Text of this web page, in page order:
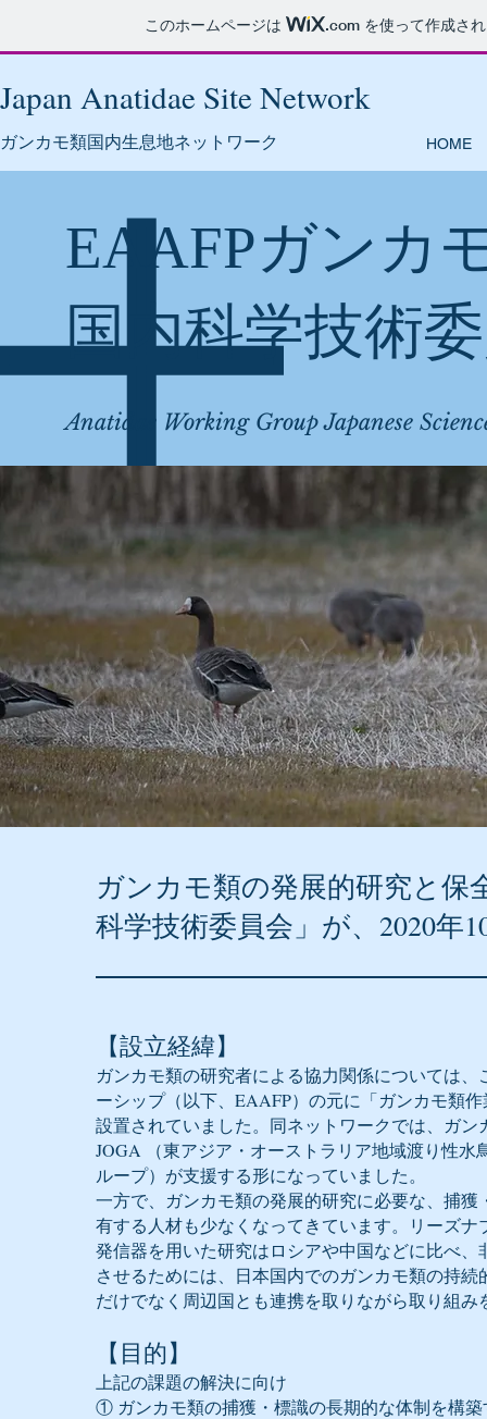
このホームページは .com を使って作成さ
Japan Anatidae Site Network
​ガンカモ類国内生息地ネットワーク HOME
EAAFPガンカ
国内科学技術
Anatidae Working Group Japanese
ガンカモ類の発展的研究と保
科学技術委員会」が、2020年
【設立経緯】
ガンカモ類の研究者による協力関係については
ーシップ（以下、EAAFP）の元に「ガンカモ類
設置されていました。同ネットワークでは、ガ
JOGA （東アジア・オーストラリア地域渡り性
ループ）が支援する形になっていました。
一方で、ガンカモ類の発展的研究に必要な、捕
有する人材も少なくなってきています。リーズ
発信器を用いた研究はロシアや中国などに比べ
させるためには、日本国内でのガンカモ類の持
だけでなく周辺国とも連携を取りながら取り組
【目的】
上記の課題の解決に向け
① ガンカモ類の捕獲・標識の長期的な体制を構築